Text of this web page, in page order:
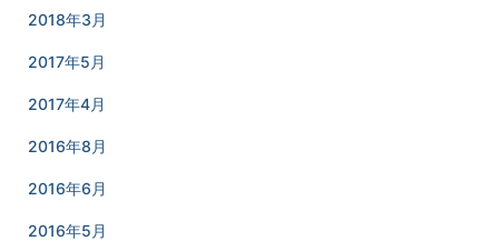
2018年3月
2017年5月
2017年4月
2016年8月
2016年6月
2016年5月